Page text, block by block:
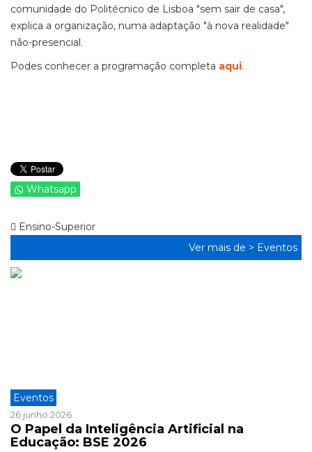
comunidade do Politécnico de Lisboa "sem sair de casa",
explica a organização, numa adaptação "à nova realidade"
não-presencial.
Podes conhecer a programação completa aqui.
Whatsapp
Ensino-Superior
Ver mais de > Eventos
Eventos
26 junho 2026
O Papel da Inteligência Artificial na
Educação: BSE 2026